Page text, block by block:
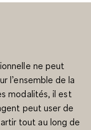
ne peut
l’ensemble de la
modalités, il est
peut user de
tout au long de